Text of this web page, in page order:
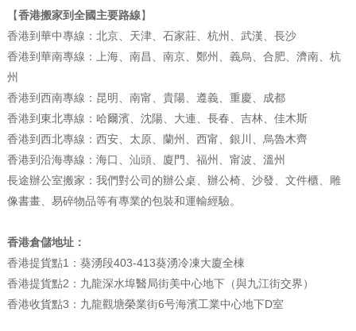
【香港搬家到全國主要路線】
香港到華中專線：北京、天津、石家莊、杭州、武漢、長沙
香港到華南專線：上海、南昌、南京、鄭州、義烏、合肥、濟南、杭
州
香港到西南專線：昆明、南甯、貴陽、遵義、重慶、成都
香港到東北專線：哈爾濱、沈陽、大連、長春、吉林、佳木斯
香港到西北專線：西安、太原、蘭州、西甯、銀川、烏魯木齊
香港到沿海專線：海口、汕頭、廈門、福州、甯波、溫州
長途辦公室搬家：我們對公司的辦公桌、辦公椅、沙發、文件櫃、雕
像書畫、易碎物品等有專業的包裝和運輸經驗。
香港倉儲地址：
香港提貨點1：葵湧段403-413葵湧冷凍大廈全棟
香港提貨點2：九龍深水埠醫局街美中心地下（與九江街交界）
香港收貨點3：九龍觀塘榮業街6号海濱工業中心地下D室